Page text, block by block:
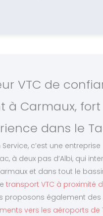
VTC de
à Carmaux, fort
dans le
Service, c’est une entreprise
à deux pas d’Albi, qui
et dans tout le
transport VTC à proximité
proposons également des
vers les aéroports de